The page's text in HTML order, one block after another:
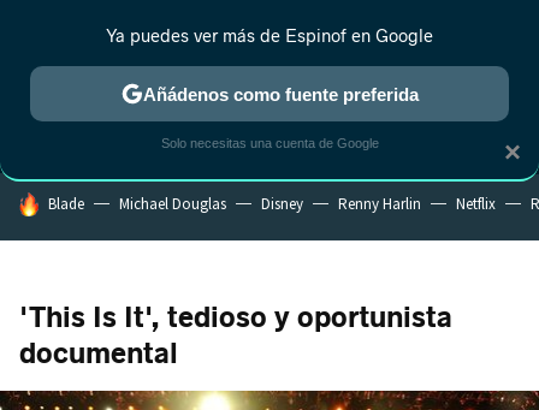
MENÚ NUEVO
ESTRENOS REALITY ANIME RANKINGS CINE
HOY SE HABLA DE
Blade Michael Douglas Disney Renny Harlin Netflix
'This Is It', tedioso y oportunista
documental
×
Ya puedes ver más de Espinof en Google
Añádenos como fuente preferida
Solo necesitas una cuenta de Google